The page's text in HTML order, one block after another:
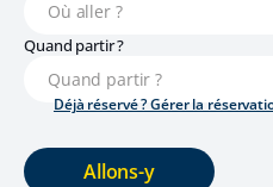
Quand partir ?
Allons-y
Déjà réservé ? Gérer la